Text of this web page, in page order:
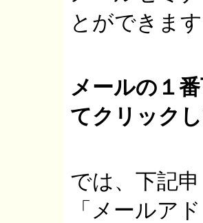
とができます
メールの１
てクリック
では、下記
「メールア